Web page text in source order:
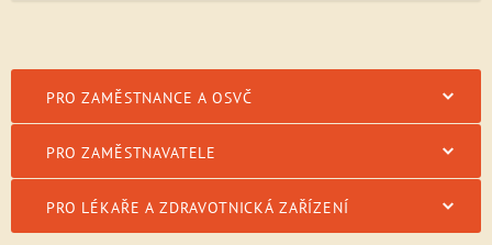
PRO ZAMĚSTNANCE A OSVČ
PRO ZAMĚSTNAVATELE
PRO LÉKAŘE A ZDRAVOTNICKÁ ZAŘÍZENÍ